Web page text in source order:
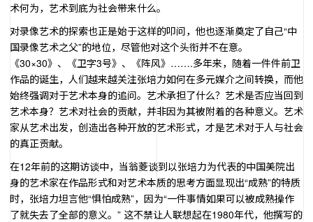
术何为，艺术到底为社会带来什么。
对录像艺术的探索也正是始于这样的叩问，他也逐渐奠定了自己“中
国录像艺术之父”的地位，尽管他对这个头衔并不在意。
《30×30》、《卫字3号》、《阵风》…….多年来，随着一件件前卫
作品的诞生，人们越来越关注张培力如何在多元媒介之间转换，而他
始终强调对于艺术本身的追问。艺术承担了什么？艺术是否应当回到
艺术本身？艺术对社会的贡献，并非因为其被附着的各种意义。艺术
家从艺术出发，创造出各种开放的艺术形式，才是艺术对于人与社会
的真正贡献。
在12年前的这期访谈中，当翁菱谈到以张培力为代表的中国美院出
身的艺术家在作品形式和对艺术本质的思考方面显现出“成熟”的特质
时，张培力坦言他“惧怕成熟”，因为“一件事情如果可以被成熟操作
了就失去了全部的意义。” 这不禁让人联想起在1980年代，他撰写的